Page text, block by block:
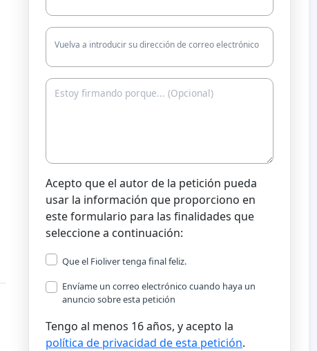
Vuelva a introducir su dirección de correo electrónico
Acepto que el autor de la petición pueda
usar la información que proporciono en
este formulario para las finalidades que
seleccione a continuación:
Que el Fioliver tenga final feliz.
Envíame un correo electrónico cuando haya un
anuncio sobre esta petición
Tengo al menos 16 años, y acepto la
política de privacidad de esta petición.